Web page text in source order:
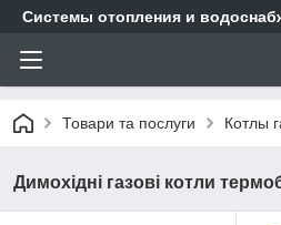
Системы отопления и
Товари та послуги Котлы
Димохідні газові котли